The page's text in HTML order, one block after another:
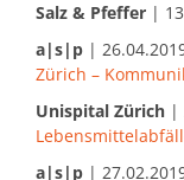
Salz & Pfeffer |
a|s|p |
Zürich –
Unispital Zürich |
a|s|p |